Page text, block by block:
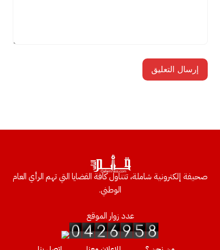
صحيفة إلكترونية شاملة، تتناول كافة القضايا التي تهم الرأي العام
الوطني.
عدد زوار الموقع